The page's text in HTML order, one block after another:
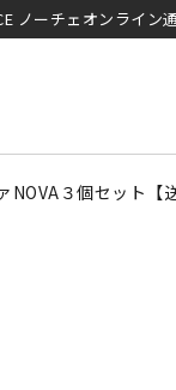
ノーチェオンライン
NOVA３個セット【